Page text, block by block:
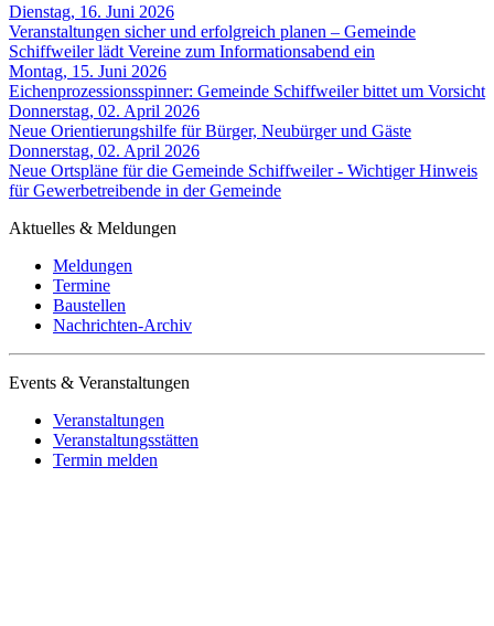
Dienstag, 16. Juni 2026
Veranstaltungen sicher und erfolgreich planen – Gemeinde
Schiffweiler lädt Vereine zum Informationsabend ein
Montag, 15. Juni 2026
Eichenprozessionsspinner: Gemeinde Schiffweiler bittet um Vorsicht
Donnerstag, 02. April 2026
Neue Orientierungshilfe für Bürger, Neubürger und Gäste
Donnerstag, 02. April 2026
Neue Ortspläne für die Gemeinde Schiffweiler - Wichtiger Hinweis
für Gewerbetreibende in der Gemeinde
Aktuelles & Meldungen
Meldungen
Termine
Baustellen
Nachrichten-Archiv
Events & Veranstaltungen
Veranstaltungen
Veranstaltungsstätten
Termin melden